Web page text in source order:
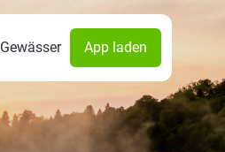
Gewässer App laden